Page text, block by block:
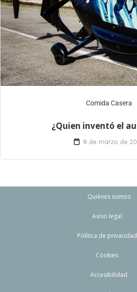
Comida Casera
¿Quien inventó el
8 de marzo de
Quiénes somos
Aviso legal
Política de privacidad
Cookies
Accesibilidad